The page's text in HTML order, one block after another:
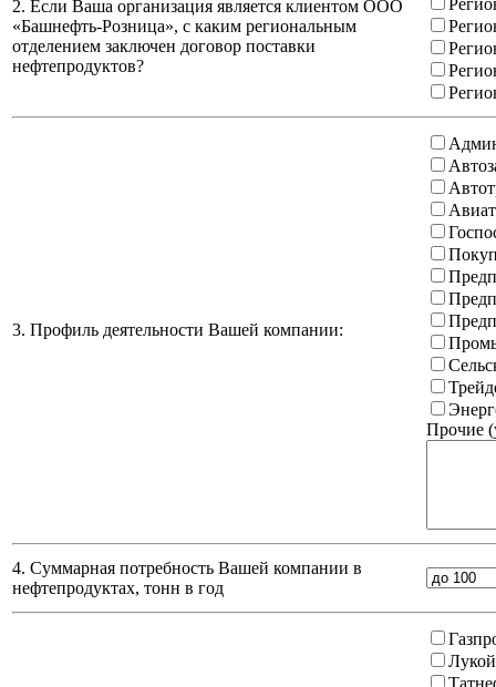
2. Если Ваша организация является клиентом ООО
«Башнефть-Розница», с каким региональным
отделением заключен договор поставки
нефтепродуктов?
3. Профиль деятельности Вашей компании:
Прочие
4. Суммарная потребность Вашей компании в
нефтепродуктах, тонн в год